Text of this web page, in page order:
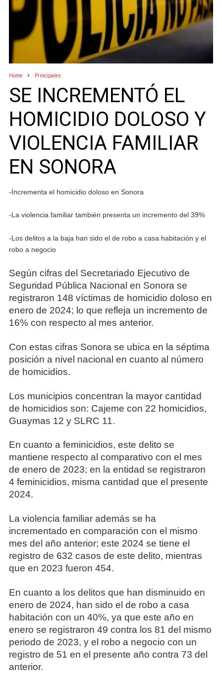
Home Principales
SE INCREMENTÓ EL
HOMICIDIO DOLOSO Y
VIOLENCIA FAMILIAR
EN SONORA
-Incrementa el homicidio doloso en Sonora
-La violencia familiar también presenta un incremento del 39%
-Los delitos a la baja han sido el de robo a casa habitación y el
robo a negocio
Según cifras del Secretariado Ejecutivo de
Seguridad Pública Nacional en Sonora se
registraron 148 víctimas de homicidio doloso en
enero de 2024; lo que refleja un incremento de
16% con respecto al mes anterior.
Con estas cifras Sonora se ubica en la séptima
posición a nivel nacional en cuanto al número
de homicidios.
Los municipios concentran la mayor cantidad
de homicidios son: Cajeme con 22 homicidios,
Guaymas 12 y SLRC 11.
En cuanto a feminicidios, este delito se
mantiene respecto al comparativo con el mes
de enero de 2023; en la entidad se registraron
4 feminicidios, misma cantidad que el presente
2024.
La violencia familiar además se ha
incrementado en comparación con el mismo
mes del año anterior; este 2024 se tiene el
registro de 632 casos de este delito, mientras
que en 2023 fueron 454.
En cuanto a los delitos que han disminuido en
enero de 2024, han sido el de robo a casa
habitación con un 40%, ya que este año en
enero se registraron 49 contra los 81 del mismo
periodo de 2023, y el robo a negocio con un
registro de 51 en el presente año contra 73 del
anterior.